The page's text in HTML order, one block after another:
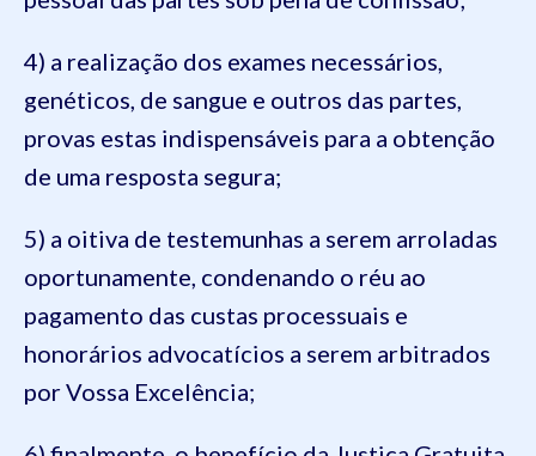
4) a realização dos exames necessários,
genéticos, de sangue e outros das partes,
provas estas indispensáveis para a obtenção
de uma resposta segura;
5) a oitiva de testemunhas a serem arroladas
oportunamente, condenando o réu ao
pagamento das custas processuais e
honorários advocatícios a serem arbitrados
por Vossa Excelência;